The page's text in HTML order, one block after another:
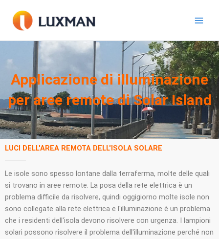
contenuto
Applicazione di illuminazione
per aree remote di Solar Island
LUCI DELL'AREA REMOTA DELL'ISOLA SOLARE
Le isole sono spesso lontane dalla terraferma, molte delle quali
si trovano in aree remote. La posa della rete elettrica è un
problema difficile da risolvere, quindi oggigiorno molte isole non
sono collegate alla rete elettrica e l'illuminazione è un problema
che i residenti dell'isola devono risolvere con urgenza. I lampioni
solari possono risolvere il problema dell'illuminazione perché non